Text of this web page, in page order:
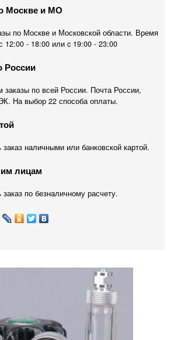
Москве и МО
по Москве и Московской области. Время
12:00 - 18:00 или c 19:00 - 23:00
России
заказы по всей России. Почта России,
На выбор 22 способа оплаты.
наличными или банковской картой.
лицам
по безналичному расчету.